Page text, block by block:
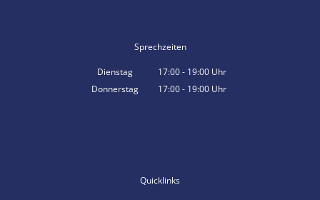
Sprechzeiten
Dienstag 17:00- 19:00 Uhr
Von 17:00 bis 19:00 Uhr
Donnerstag 17:00- 19:00 Uhr
Quicklinks